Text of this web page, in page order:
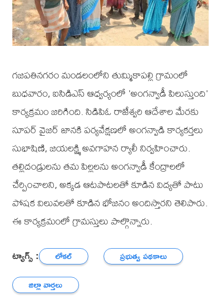
గజపతినగరం మండలంలోని తుమ్మికాపల్లి గ్రామంలో
బుధవారం, ఐసిడిఎస్ ఆధ్వర్యంలో 'అంగన్వాడీ పిలుస్తుంది'
కార్యక్రమం జరిగింది. సిడిపిఓ రాజేశ్వరి ఆదేశాల మేరకు
సూపర్ వైజర్ జానకి పర్యవేక్షణలో అంగన్వాడి కార్యకర్తలు
సుభాషిణి, జయలక్ష్మి అవగాహన ర్యాలీ నిర్వహించారు.
తల్లిదండ్రులను తమ పిల్లలను అంగన్వాడీ కేంద్రాలలో
చేర్పించాలని, అక్కడ ఆటపాటలతో కూడిన విద్యతో పాటు
పోషక విలువలతో కూడిన భోజనం అందిస్తారని తెలిపారు.
ఈ కార్యక్రమంలో గ్రామస్తులు పాల్గొన్నారు.
ట్యాగ్స్ : లోకల్
ప్రభుత్వ పథకాలు
జిల్లా వార్తలు